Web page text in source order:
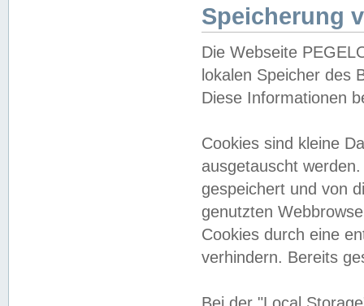
Speicherung
Die Webseite
lokalen Speicher des
Diese Informationen
Cookies sind kleine
ausgetauscht
gespeichert und von
genutzten
Cookies durch eine
verhindern. Bereits